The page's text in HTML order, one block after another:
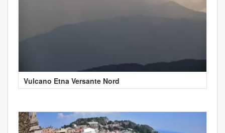
Vulcano Etna Versante Nord